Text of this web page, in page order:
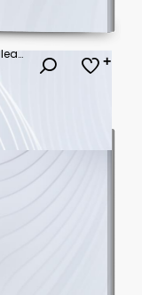
Workshop or Training Session a QA expert leading a workshop or training session for a group of professionals.